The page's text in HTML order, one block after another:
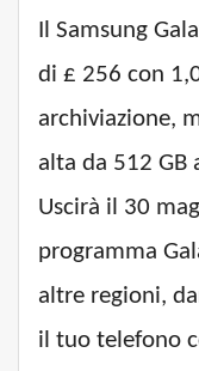
Il Samsung
di £ 256 con
archiviazione,
alta da 512 GB
Uscirà il 30
programma
altre regioni,
il tuo telefono